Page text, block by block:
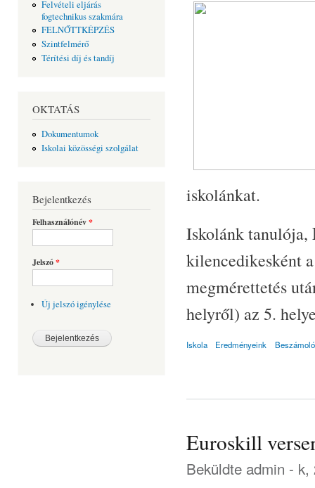
Felvételi eljárás
fogtechnikus szakmára
FELNŐTTKÉPZÉS
Szintfelmérő
Térítési díj és tandíj
OKTATÁS
Dokumentumok
Iskolai közösségi szolgálat
Bejelentkezés
Felhasználónév*
Jelszó*
Új jelszó igénylése
iskolánkat.
Iskolánk tanulója,
kilencedikesként
megmérettetés
helyről) az 5.
Iskola Eredményeink Beszámoló
Euroskill
Beküldte admin - k,